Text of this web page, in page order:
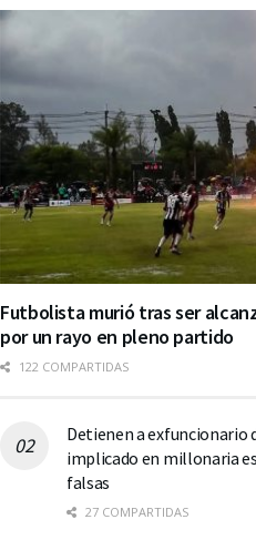
Futbolista murió tras ser
por un rayo en pleno partido
122 COMPARTIDAS
Detienen a exfuncionario
implicado en millonaria
falsas
27 COMPARTIDAS